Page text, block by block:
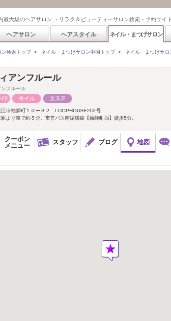
最大級のヘアサロン ・リラク＆ビューティーサロン検索・予約サイト
ヘアサロン ヘアスタイル ネイル・まつげサロン
ン検索トップ> ネイル・まつげサロン中国トップ> ネイル・まつげサ
アンフルール
ンフルール
江市袖師町１０ー３２ LOOPHOUSE202号
駅より車で約５分。市営バス南循環線【袖師町西】徒歩5分。
クーポン
メニュー
スタッフ ブログ 地図